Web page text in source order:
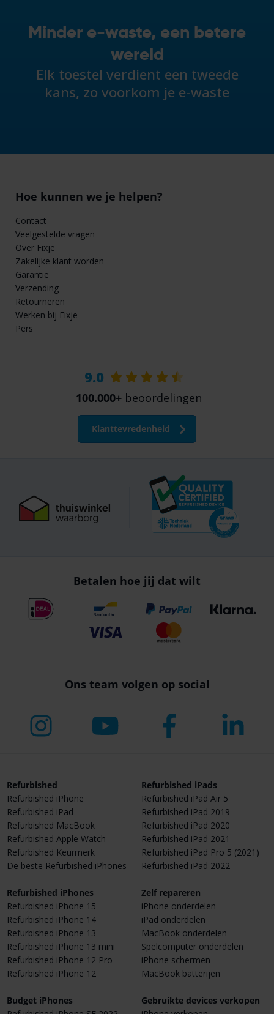
Minder e-waste, een betere
wereld
Elk toestel verdient een tweede
kans, zo voorkom je e-waste
Hoe kunnen we je helpen?
Contact
Veelgestelde vragen
Over Fixje
Zakelijke klant worden
Garantie
Verzending
Retourneren
Werken bij Fixje
Pers
9.0
100.000+ beoordelingen
Klanttevredenheid
Betalen hoe jij dat wilt
Ons team volgen op social
Refurbished
Refurbished iPhone
Refurbished iPad
Refurbished MacBook
Refurbished Apple Watch
Refurbished Keurmerk
De beste Refurbished iPhones
Refurbished iPhones
Refurbished iPhone 15
Refurbished iPhone 14
Refurbished iPhone 13
Refurbished iPhone 13 mini
Refurbished iPhone 12 Pro
Refurbished iPhone 12
Budget iPhones
Refurbished iPads
Refurbished iPad Air 5
Refurbished iPad 2019
Refurbished iPad 2020
Refurbished iPad 2021
Refurbished iPad Pro 5 (2021)
Refurbished iPad 2022
Zelf repareren
iPhone onderdelen
iPad onderdelen
MacBook onderdelen
Spelcomputer onderdelen
iPhone schermen
MacBook batterijen
Gebruikte devices verkopen